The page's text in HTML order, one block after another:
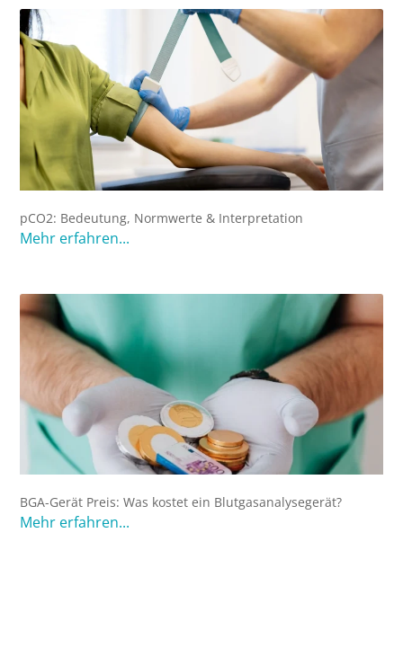
pCO2: Bedeutung, Normwerte & Interpretation
Mehr erfahren...
BGA-Gerät Preis: Was kostet ein Blutgasanalysegerät?
Mehr erfahren...